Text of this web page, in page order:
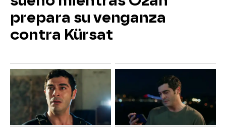
prepara su venganza
contra Kürsat